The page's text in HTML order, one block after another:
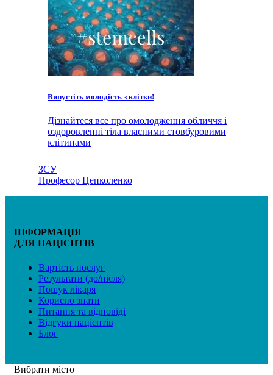
Випустіть молодість з клітки!
Дізнайтеся все про омолодження обличчя і
оздоровленні тіла власними стовбуровими
клітинами
ЗСУ
Професор Цепколенко
ІНФОРМАЦІЯ
ДЛЯ ПАЦІЄНТІВ
Вартість послуг
Результати (до/після)
Пошук лікаря
Корисно знати
Питання та відповіді
Відгуки пацієнтів
Блог
Вибрати місто